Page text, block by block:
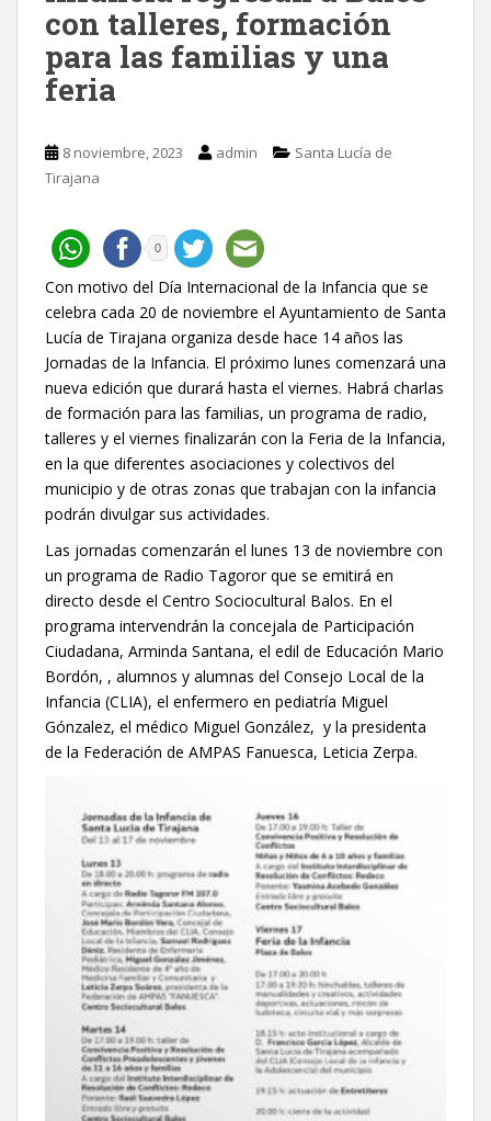
con talleres, formación
para las familias y una
feria
8 noviembre, 2023 admin
Santa Lucía de
Tirajana
0
Con motivo del Día Internacional de la Infancia que se
celebra cada 20 de noviembre el Ayuntamiento de Santa
Lucía de Tirajana organiza desde hace 14 años las
Jornadas de la Infancia. El próximo lunes comenzará una
nueva edición que durará hasta el viernes. Habrá charlas
de formación para las familias, un programa de radio,
talleres y el viernes finalizarán con la Feria de la Infancia,
en la que diferentes asociaciones y colectivos del
municipio y de otras zonas que trabajan con la infancia
podrán divulgar sus actividades.
Las jornadas comenzarán el lunes 13 de noviembre con
un programa de Radio Tagoror que se emitirá en
directo desde el Centro Sociocultural Balos. En el
programa intervendrán la concejala de Participación
Ciudadana, Arminda Santana, el edil de Educación Mario
Bordón, , alumnos y alumnas del Consejo Local de la
Infancia (CLIA), el enfermero en pediatría Miguel
Gónzalez, el médico Miguel González, y la presidenta
de la Federación de AMPAS Fanuesca, Leticia Zerpa.